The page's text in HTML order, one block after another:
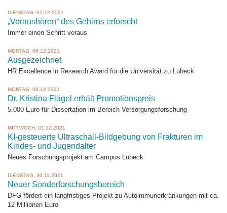
DIENSTAG, 07.12.2021
„Voraushören“ des Gehirns erforscht
Immer einen Schritt voraus
MONTAG, 06.12.2021
Ausgezeichnet
HR Excellence in Research Award für die Universität zu Lübeck
MONTAG, 06.12.2021
Dr. Kristina Flägel erhält Promotionspreis
5.000 Euro für Dissertation im Bereich Versorgungsforschung
MITTWOCH, 01.12.2021
KI-gesteuerte Ultraschall-Bildgebung von Frakturen im
Kindes- und Jugendalter
Neues Forschungsprojekt am Campus Lübeck
DIENSTAG, 30.11.2021
Neuer Sonderforschungsbereich
DFG fördert ein langfristiges Projekt zu Autoimmunerkrankungen mit ca.
12 Millionen Euro